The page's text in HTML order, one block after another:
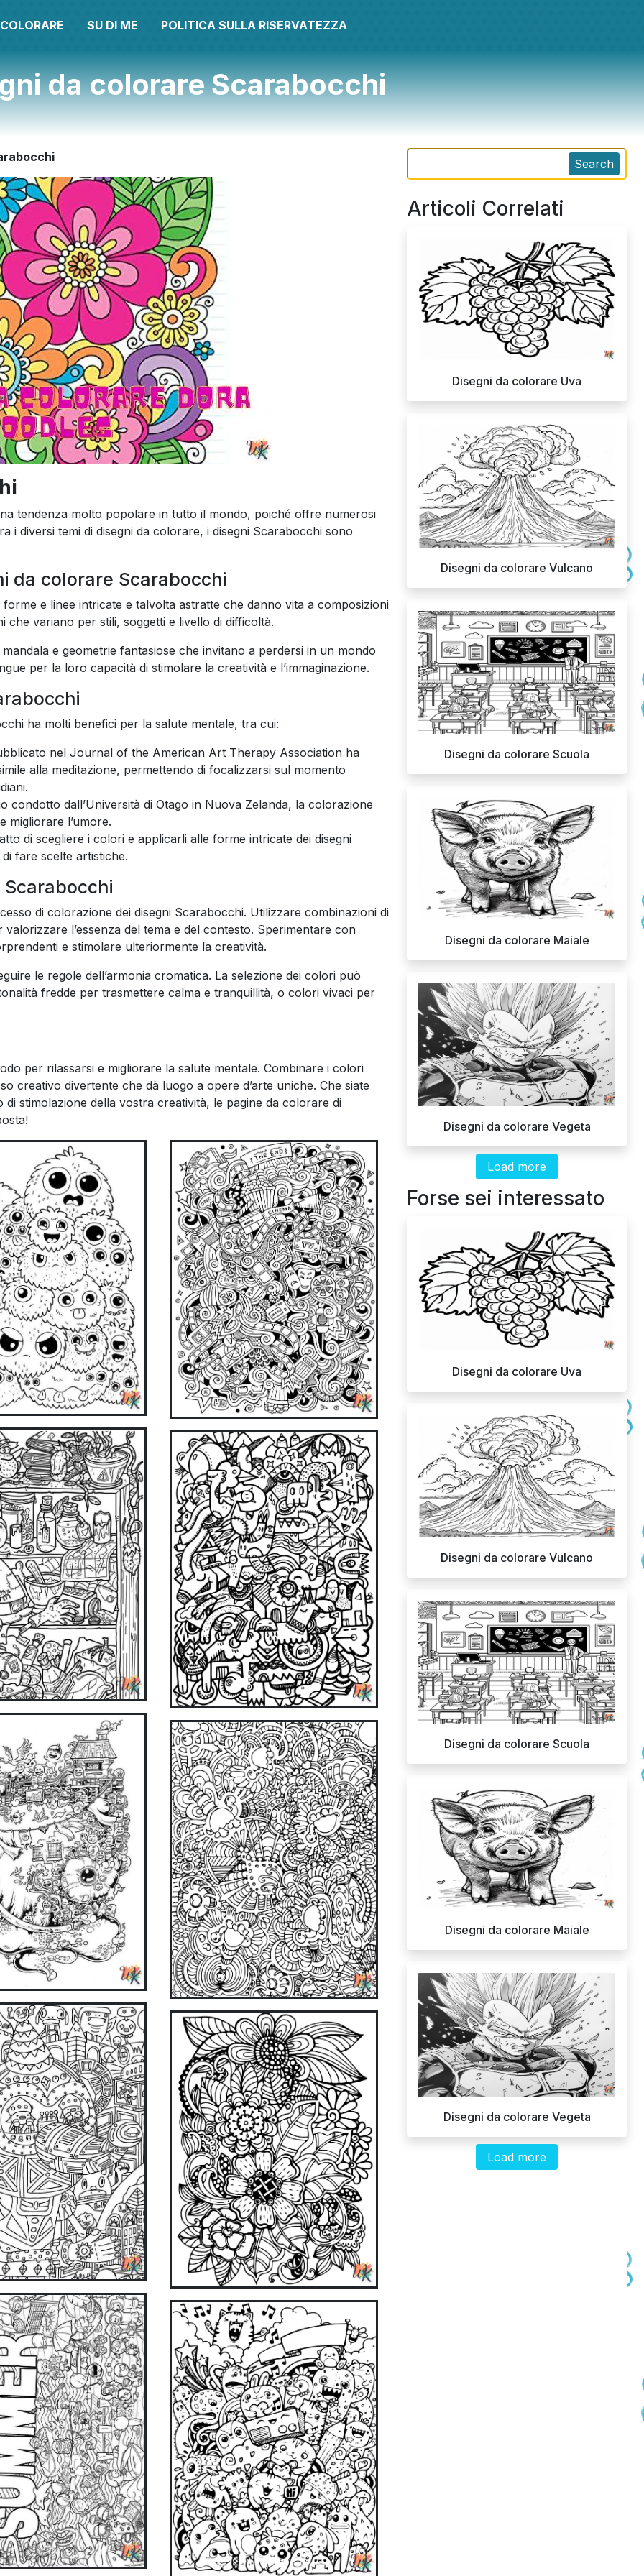
SU DI ME POLITICA SULLA RISERVATEZZA
da colorare Scarabocchi
tendenza molto popolare in tutto il mondo, poiché offre numerosi
i diversi temi di disegni da colorare, i disegni Scarabocchi sono
da colorare Scarabocchi
e linee intricate e talvolta astratte che danno vita a composizioni
che variano per stili, soggetti e livello di difficoltà.
e geometrie fantasiose che invitano a perdersi in un mondo
per la loro capacità di stimolare la creatività e l’immaginazione.
ha molti benefici per la salute mentale, tra cui:
nel Journal of the American Art Therapy Association ha
alla meditazione, permettendo di focalizzarsi sul momento
condotto dall’Università di Otago in Nuova Zelanda, la colorazione
migliorare l’umore.
di scegliere i colori e applicarli alle forme intricate dei disegni
fare scelte artistiche.
di colorazione dei disegni Scarabocchi. Utilizzare combinazioni di
l’essenza del tema e del contesto. Sperimentare con
e stimolare ulteriormente la creatività.
le regole dell’armonia cromatica. La selezione dei colori può
fredde per trasmettere calma e tranquillità, o colori vivaci per
per rilassarsi e migliorare la salute mentale. Combinare i colori
creativo divertente che dà luogo a opere d’arte uniche. Che siate
stimolazione della vostra creatività, le pagine da colorare di
Search
Articoli Correlati
Disegni da colorare Uva
Disegni da colorare Vulcano
Disegni da colorare Scuola
Disegni da colorare Maiale
Disegni da colorare Vegeta
Load more
Forse sei interessato
Disegni da colorare Uva
Disegni da colorare Vulcano
Disegni da colorare Scuola
Disegni da colorare Maiale
Disegni da colorare Vegeta
Load more
coloring easier and more fun with our app. Download
Get it on Google Play
Available on the App Store